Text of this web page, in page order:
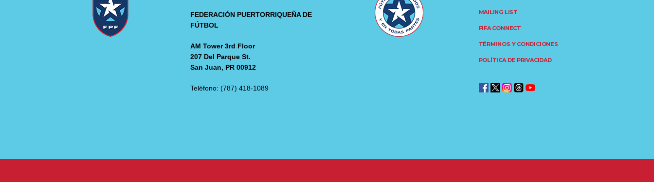
FEDERACIÓN PUERTORRIQUEÑA DE
FÚTBOL
AM Tower 3rd Floor
207 Del Parque St.
San Juan, PR 00912
Teléfono: (787) 418-1089
MAILING LIST
FIFA CONNECT
TÉRMINOS Y CONDICIONES
POLÍTICA DE PRIVACIDAD